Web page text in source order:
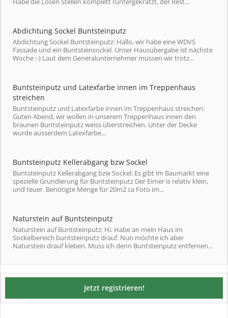
Abdichtung Sockel Buntsteinputz
Abdichtung Sockel Buntsteinputz: Hallo, wir habe eine WDVS
Fassade und ein Buntsteinsockel. Unser Hausübergabe ist nächste
Woche :-) Laut dem Generalunternehmer müssen wir trotz...
Buntsteinputz und Latexfarbe innen im Treppenhaus
streichen
Buntsteinputz und Latexfarbe innen im Treppenhaus streichen:
Guten Abend, wir wollen in unserem Treppenhaus innen den
braunen Buntsteinputz weiss überstreichen. Unter der Decke
wurde ausserdem Latexfarbe...
Buntsteinputz Kellerabgang bzw Sockel
Buntsteinputz Kellerabgang bzw Sockel: Es gibt im Baumarkt eine
spezielle Grundierung für Buntsteinputz Der Eimer is relativ klein,
und teuer. Benötigte Menge für 20m2 ca Foto im...
Naturstein auf Buntsteinputz
Naturstein auf Buntsteinputz: Hi. Habe an mein Haus im
Sockelbereich buntsteinputz drauf. Nun möchte ich aber
Naturstein drauf kleben. Muss ich denn Buntsteinputz entfernen...
Jetzt registrieren!